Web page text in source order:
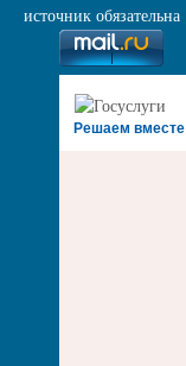
источник обязательна
Решаем вместе